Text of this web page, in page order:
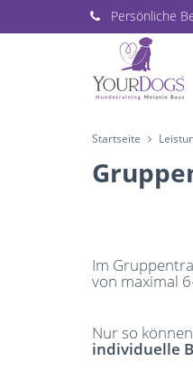
Persönliche
Startseite
Im
von maximal
Nur so
individuelle